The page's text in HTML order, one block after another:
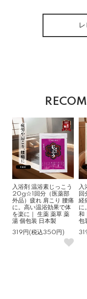
入浴剤 温浴素じっこう
20g☆1回分（医薬部
外品）疲れ 肩こり 腰痛
に。高い温浴効果で体
を楽に｜ 生薬 薬草 薬
湯 個包装 日本製
319円(税込350円)
入
回
経
に
和
包